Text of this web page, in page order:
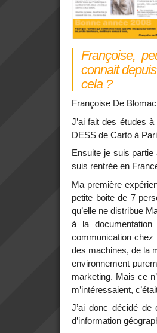
Françoise,
connait
cela ?
Françoise De
J’ai fait des études
DESS de Carto à
Ensuite je suis
suis rentrée en
Ma première
petite boite de 7
qu’elle ne distribue
à la
communication
des machines, de la
environnement
marketing. Mais ce
m’intéressaient,
J’ai donc décidé
d’information